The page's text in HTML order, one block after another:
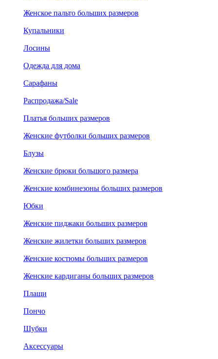
Женское пальто больших размеров
Купальники
Лосины
Одежда для дома
Сарафаны
Распродажа/Sale
Платья больших размеров
Женские футболки больших размеров
Блузы
Женские брюки большого размера
Женские комбинезоны больших размеров
Юбки
Женские пиджаки больших размеров
Женские жилетки больших размеров
Женские костюмы больших размеров
Женские кардиганы больших размеров
Плащи
Пончо
Шубки
Аксессуары